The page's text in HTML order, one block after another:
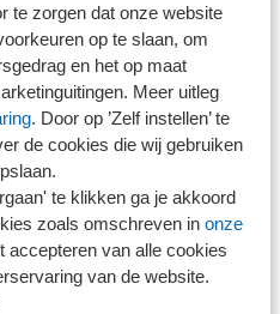
te zorgen dat onze website
op te slaan, om
en het op maat
Meer uitleg
. Door op ’Zelf instellen’ te
de cookies die wij gebruiken
te klikken ga je akkoord
zoals omschreven in onze
accepteren van alle cookies
van de website.
Steenvoorden RB
Mechelen